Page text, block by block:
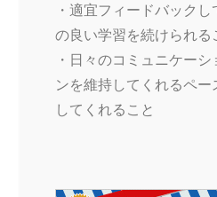
・適宜フィードバック
の良い学習を続けられる
・日々のコミュニケー
ンを維持してくれるペ
してくれること